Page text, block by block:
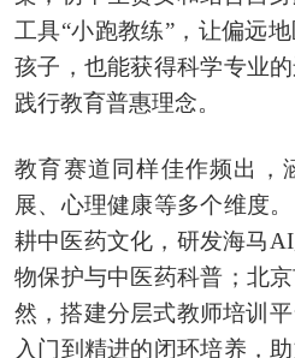
工具“小跑教练”，让偏远
孩子，也能获得科学专业
践行教育普惠理念。
教育赛道同样佳作频出，
展、心理健康等多个维度
耕中医药文化，研发海马
物保护与中医药科普；北
然，搭建分层式教师培训
入门到精进的闭环培养，